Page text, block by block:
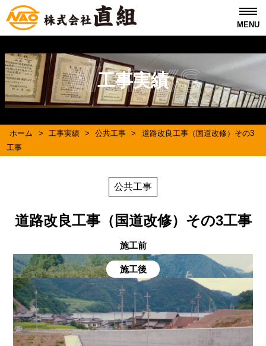
MENU
工事実績
Works
ホーム > 工事実績 > 公共工事 >
道路改良工事（国道改修）その3
工事
公共工事
道路改良工事（国道改修）その3工事
施工前
施工後
施工場所 小浜市田烏